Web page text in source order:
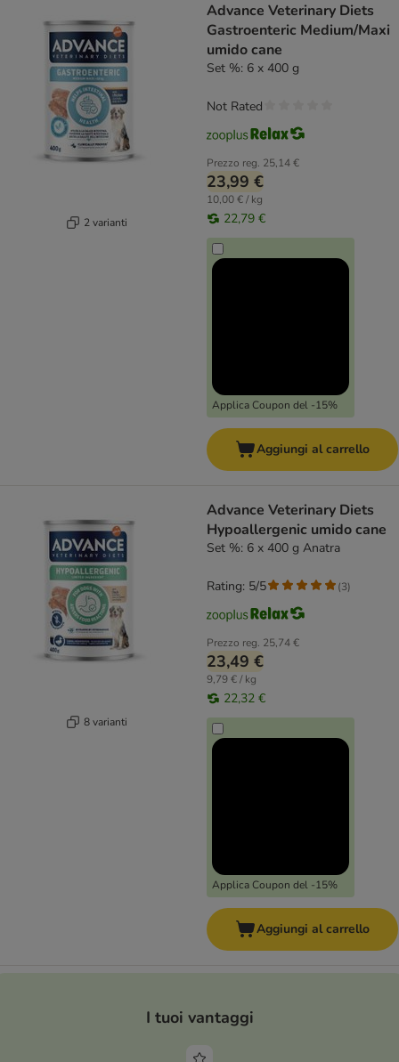
2 varianti
Advance Veterinary Diets
Gastroenteric Medium/Maxi
umido cane
Set %: 6 x 400 g
Prezzo reg. 25,14 €
23,99 €
10,00 € / kg
22,79 €
Applica Coupon del -15%
Not Rated
Aggiungi al carrello
8 varianti
Advance Veterinary Diets
Hypoallergenic umido cane
Set %: 6 x 400 g Anatra
Prezzo reg. 25,74 €
23,49 €
9,79 € / kg
22,32 €
Applica Coupon del -15%
Rating: 5/5 (3)
Aggiungi al carrello
I tuoi vantaggi